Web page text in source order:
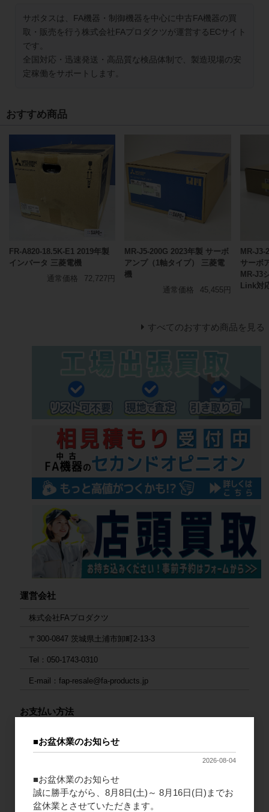
サポタスは、FA機器・制御機器を中心に中古FA機器の買
取・販売を行う株式会社FAプロダクツが運営するECサイト
です。
全国対応・迅速発送・高品質な検品体制で、製造現場の安
定稼働をサポートします。
おすすめ商品
FR-A820-18.5K-E1 2019年製
インバータ 三菱電機
通常価格
72,727円
MR-J5-200G 2023年製 サーボ
アンプ（1軸タイプ） 三菱電
機
通常価格
45,455円
MR-J3-
サーボ
MR-J3
Link対
すべてのおすすめ商品を見る
運営会社
株式会社FAプロダクツ
〒300-0847 茨城県土浦市卸町2-13-3
Tel：050-1743-0310
E-mail：fap-resale@fa-products.jp
お支払い方法
ご入金後の発送となります。大変お手数ですが、入金後にご連絡
連絡先：fap-resale@fa-products.jp
（振込先）
銀行支店名：GMOあおぞらネット銀行 法人第二営業部
■お盆休業のお知らせ
2026-08-04
■お盆休業のお知らせ
誠に勝手ながら、8月8日(土)～ 8月16日(日)までお
盆休業とさせていただきます。